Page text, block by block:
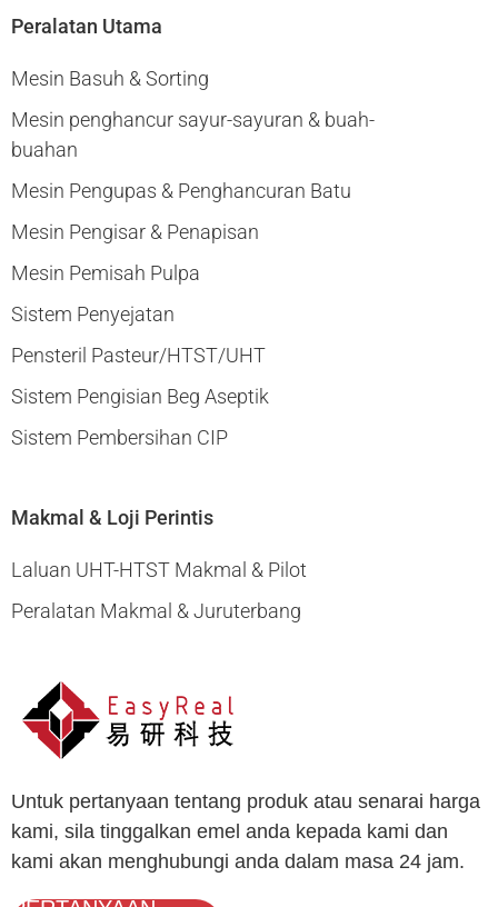
Peralatan Utama
Mesin Basuh & Sorting
Mesin penghancur sayur-sayuran & buah-
buahan
Mesin Pengupas & Penghancuran Batu
Mesin Pengisar & Penapisan
Mesin Pemisah Pulpa
Sistem Penyejatan
Pensteril Pasteur/HTST/UHT
Sistem Pengisian Beg Aseptik
Sistem Pembersihan CIP
Makmal & Loji Perintis
Laluan UHT-HTST Makmal & Pilot
Peralatan Makmal & Juruterbang
Untuk pertanyaan tentang produk atau senarai harga
kami, sila tinggalkan emel anda kepada kami dan
kami akan menghubungi anda dalam masa 24 jam.